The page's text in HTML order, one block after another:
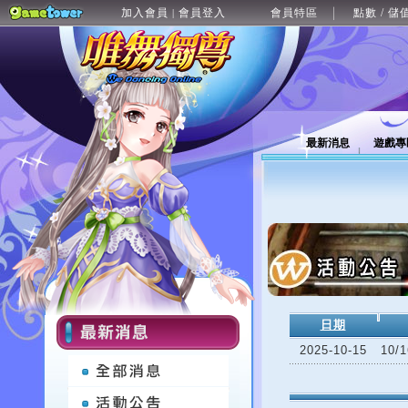
加入會員 | 會員登入 會員特區 點數 / 儲
最新消息 遊戲
日期
2025-10-15
10/